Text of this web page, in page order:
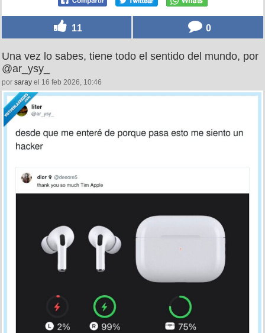
11 0
Una vez lo sabes, tiene todo el sentido del mundo, por
@ar_ysy_
por saray el 16 feb 2026, 10:46